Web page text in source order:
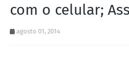
com o celular;
agosto 01, 2014